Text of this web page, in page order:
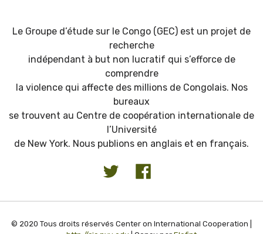
Le Groupe d’étude sur le Congo (GEC) est un projet de
recherche
indépendant à but non lucratif qui s’efforce de
comprendre
la violence qui affecte des millions de Congolais. Nos
bureaux
se trouvent au Centre de coopération internationale de
l’Université
de New York. Nous publions en anglais et en français.
© 2020 Tous droits réservés Center on International Cooperation |